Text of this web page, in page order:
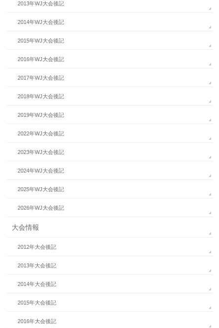
2013年WJ大会後記
2014年WJ大会後記
2015年WJ大会後記
2016年WJ大会後記
2017年WJ大会後記
2018年WJ大会後記
2019年WJ大会後記
2022年WJ大会後記
2023年WJ大会後記
2024年WJ大会後記
2025年WJ大会後記
2026年WJ大会後記
大会情報
2012年大会後記
2013年大会後記
2014年大会後記
2015年大会後記
2016年大会後記